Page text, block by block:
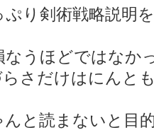
り剣術戦略説明
うほどではなか
さだけはにんと
と読まないと目